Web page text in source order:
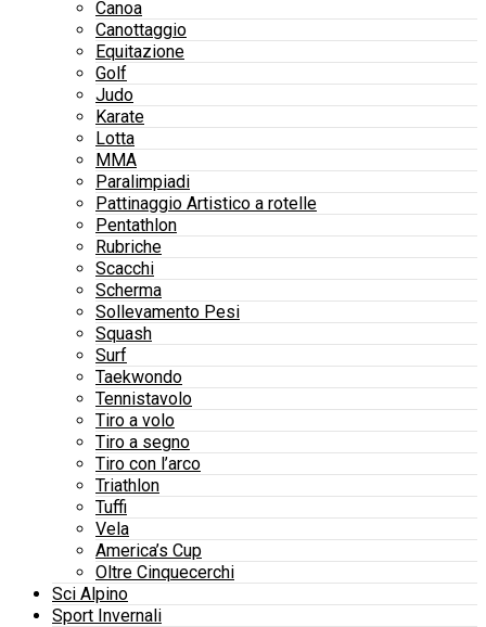
Canoa
Canottaggio
Equitazione
Golf
Judo
Karate
Lotta
MMA
Paralimpiadi
Pattinaggio Artistico a rotelle
Pentathlon
Rubriche
Scacchi
Scherma
Sollevamento Pesi
Squash
Surf
Taekwondo
Tennistavolo
Tiro a volo
Tiro a segno
Tiro con l’arco
Triathlon
Tuffi
Vela
America’s Cup
Oltre Cinquecerchi
Sci Alpino
Sport Invernali